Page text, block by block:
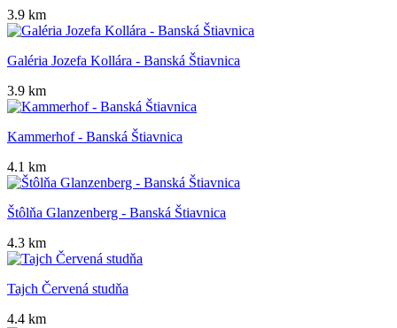
3.9 km
Galéria Jozefa Kollára - Banská Štiavnica
3.9 km
Kammerhof - Banská Štiavnica
4.1 km
Štôlňa Glanzenberg - Banská Štiavnica
4.3 km
Tajch Červená studňa
4.4 km